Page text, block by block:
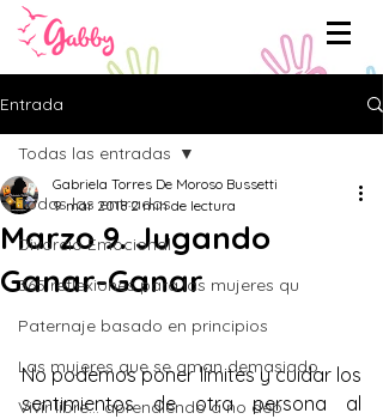
Entrada
Todas las entradas
Divorcio Emocional
365 reflexiones para las mujeres qu
Paternaje basado en principios
Las mujeres que se aman demasiado
Vivir libre... aprendiendo a no dep
Todas las entradas
Marzo 9. Jugando
Ganar-Ganar
Gabriela Torres De Moroso Bussetti
9 mar 2018 2 min de lectura
No podemos poner límites y cuidar los
sentimientos de otra persona al